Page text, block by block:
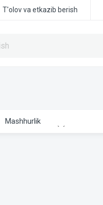
T'olov va etkazib berish